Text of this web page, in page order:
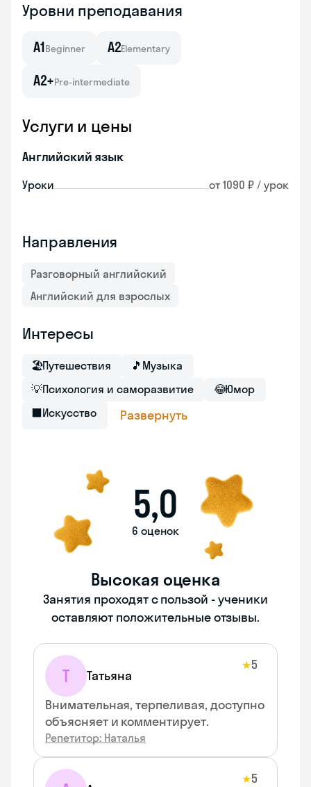
Уровни преподавания
A1Beginner A2Elementary
A2+Pre-intermediate
Услуги и цены
Английский язык
Уроки от 1090 ₽ / урок
Направления
Разговорный английский
Английский для взрослых
Интересы
🏖Путешествия 🎵 Музыка
💡Психология и саморазвитие 😂Юмор
⬛Искусство Развернуть
5,0
6 оценок
Высокая оценка
Занятия проходят с пользой - ученики
оставляют положительные отзывы.
Т Татьяна
★5
Внимательная, терпеливая, доступно
объясняет и комментирует.
Репетитор: Наталья
★5